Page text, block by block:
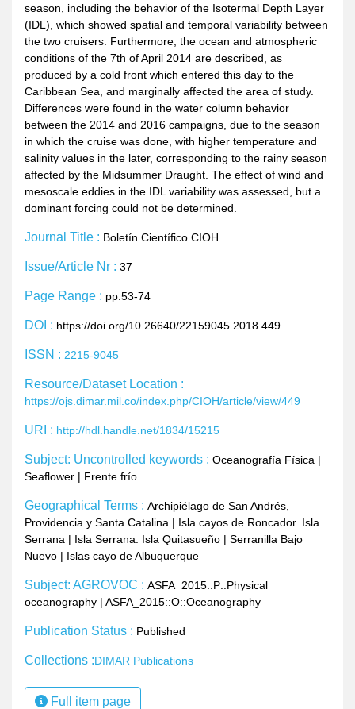
season, including the behavior of the Isotermal Depth Layer
(IDL), which showed spatial and temporal variability between
the two cruisers. Furthermore, the ocean and atmospheric
conditions of the 7th of April 2014 are described, as
produced by a cold front which entered this day to the
Caribbean Sea, and marginally affected the area of study.
Differences were found in the water column behavior
between the 2014 and 2016 campaigns, due to the season
in which the cruise was done, with higher temperature and
salinity values in the later, corresponding to the rainy season
affected by the Midsummer Draught. The effect of wind and
mesoscale eddies in the IDL variability was assessed, but a
dominant forcing could not be determined.
Journal Title : Boletín Científico CIOH
Issue/Article Nr : 37
Page Range : pp.53-74
DOI : https://doi.org/10.26640/22159045.2018.449
ISSN : 2215-9045
Resource/Dataset Location :
https://ojs.dimar.mil.co/index.php/CIOH/article/view/449
URI : http://hdl.handle.net/1834/15215
Subject: Uncontrolled keywords : Oceanografía Física |
Seaflower | Frente frío
Geographical Terms : Archipiélago de San Andrés,
Providencia y Santa Catalina | Isla cayos de Roncador. Isla
Serrana | Isla Serrana. Isla Quitasueño | Serranilla Bajo
Nuevo | Islas cayo de Albuquerque
Subject: AGROVOC : ASFA_2015::P::Physical
oceanography | ASFA_2015::O::Oceanography
Publication Status : Published
Collections :DIMAR Publications
Full item page